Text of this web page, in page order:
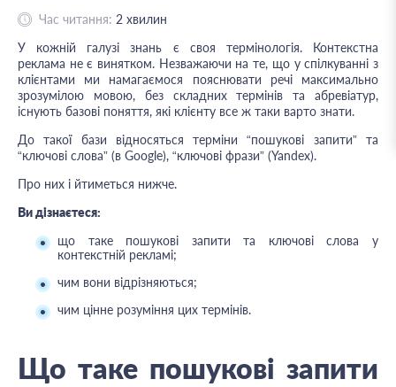
Час читання: 2 хвилин
У кожній галузі знань є своя термінологія. Контекстна
реклама не є винятком. Незважаючи на те, що у спілкуванні з
клієнтами ми намагаємося пояснювати речі максимально
зрозумілою мовою, без складних термінів та абревіатур,
існують базові поняття, які клієнту все ж таки варто знати.
До такої бази відносяться терміни “пошукові запити” та
“ключові слова” (в Google), “ключові фрази” (Yandex).
Про них і йтиметься нижче.
Ви дізнаєтеся:
що таке пошукові запити та ключові слова у
контекстній рекламі;
чим вони відрізняються;
чим цінне розуміння цих термінів.
Що таке пошукові запити